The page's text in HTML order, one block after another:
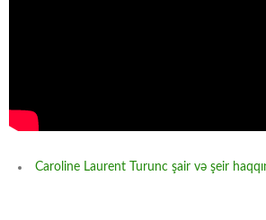
Caroline Laurent Turunc şair və şeir